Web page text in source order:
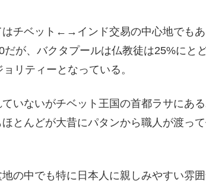
チベット←→インド交易の中心地でもあ
が、バクタプールは仏教徒は25%にと
リティーとなっている。
いないがチベット王国の首都ラサにあ
とんどが大昔にパタンから職人が渡っ
の中でも特に日本人に親しみやすい雰